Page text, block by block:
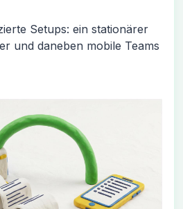
Setups: ein stationärer
und daneben mobile Teams